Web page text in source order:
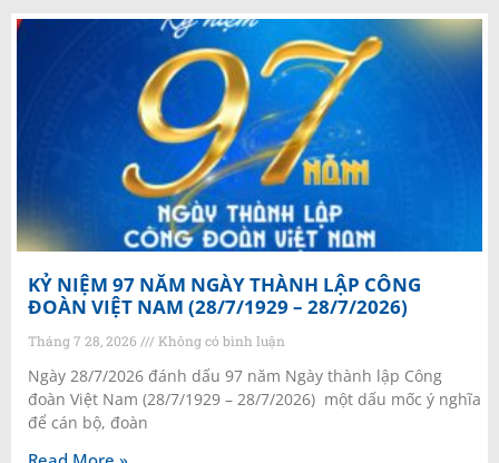
KỶ NIỆM 97 NĂM NGÀY THÀNH LẬP CÔNG
ĐOÀN VIỆT NAM (28/7/1929 – 28/7/2026)
Tháng 7 28, 2026 Không có bình luận
Ngày 28/7/2026 đánh dấu 97 năm Ngày thành lập Công
đoàn Việt Nam (28/7/1929 – 28/7/2026) một dấu mốc ý nghĩa
để cán bộ, đoàn